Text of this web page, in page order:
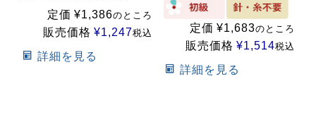
定価 ¥1,386のところ
販売価格 ¥1,247税込
詳細を見る
定価 ¥1,683のところ
販売価格 ¥1,514税込
詳細を見る